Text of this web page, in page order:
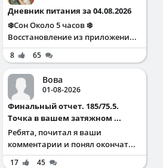
Дневник питания за 04.08.2026
❄️Сон Около 5 часов ❄️
Восстановление из приложени...
8 65
Вова
01-08-2026
Финальный отчет. 185/75.5.
Точка в вашем затяжном ...
Ребята, почитал я ваши
комментарии и понял окончат...
17
45